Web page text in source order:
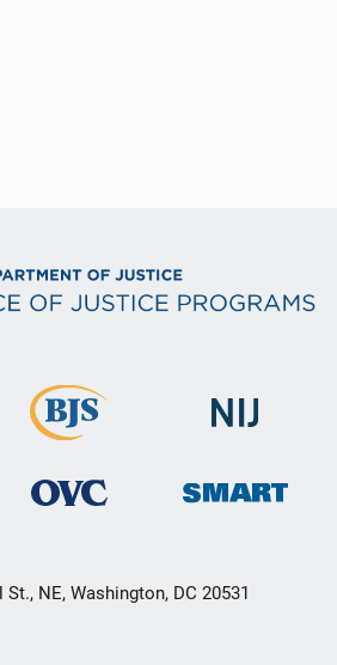
NE, Washington, DC 20531